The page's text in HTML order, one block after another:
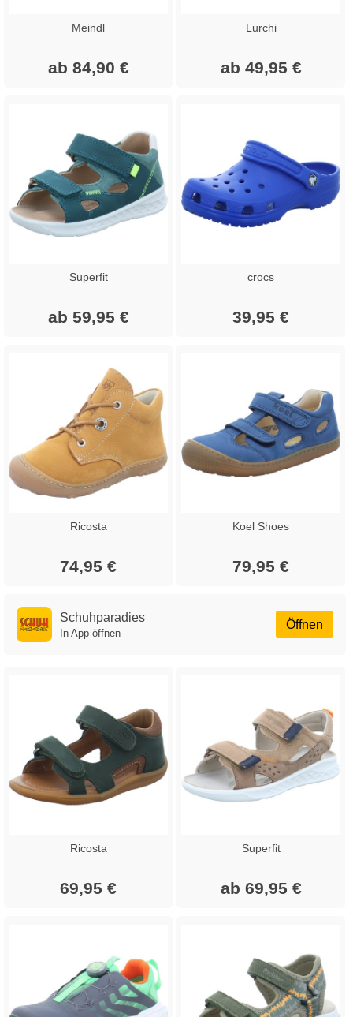
Meindl
ab 84,90 €
Lurchi
ab 49,95 €
Superfit
ab 59,95 €
crocs
39,95 €
Ricosta
74,95 €
Koel Shoes
79,95 €
Öffnen
Schuhparadies
In App öffnen
Ricosta
69,95 €
Superfit
ab 69,95 €